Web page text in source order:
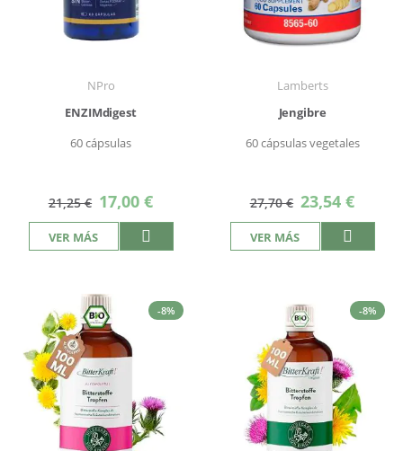
NPro
ENZIMdigest
60 cápsulas
21,25 € Precio
especial
17,00 €
VER MÁS
Lamberts
Jengibre
60 cápsulas vegetales
27,70 € Precio
especial
23,54 €
VER MÁS
-8% -8%